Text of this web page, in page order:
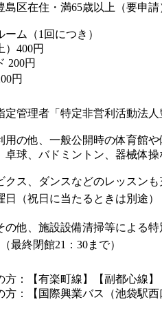
区在住・満65歳以上（要申請
ーム（1回につき）
）400円
200円
円
定管理者「特定非営利活動法
用の他、一般公開時の体育館
卓球、バドミントン、器械体
クス、ダンスなどのレッスン
日（祝日に当たるときは別途）
の他、施設設備清掃等による特
最終閉館21：30まで）
方：【有楽町線】【副都心線
方：【国際興業バス（池袋駅